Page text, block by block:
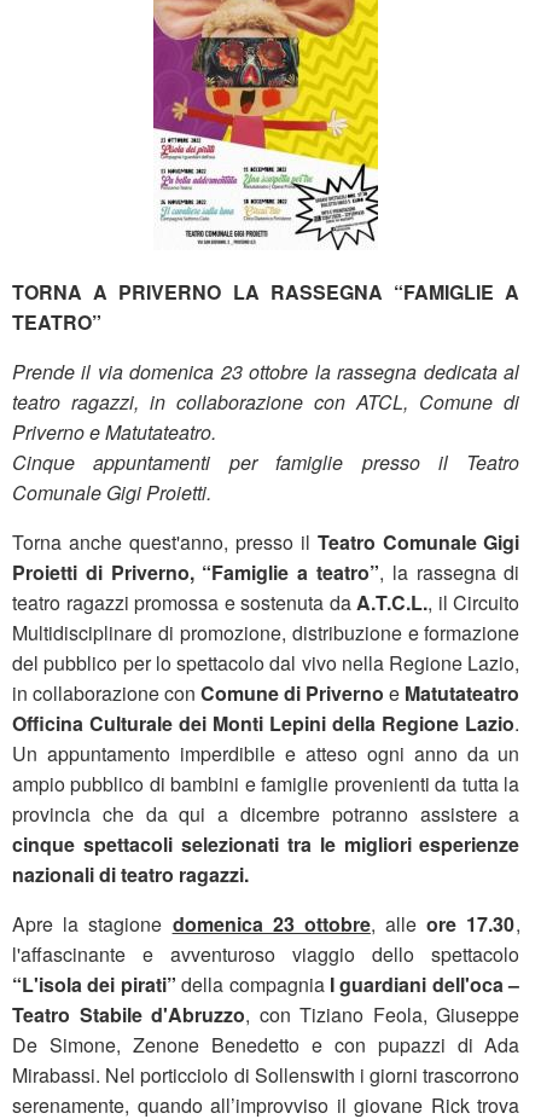
TORNA A PRIVERNO LA RASSEGNA “FAMIGLIE A
TEATRO”
Prende il via domenica 23 ottobre la rassegna dedicata al
teatro ragazzi, in collaborazione con ATCL, Comune di
Priverno e Matutateatro.
Cinque appuntamenti per famiglie presso il Teatro
Comunale Gigi Proietti.
Torna anche quest'anno, presso il Teatro Comunale Gigi
Proietti di Priverno, “Famiglie a teatro”, la rassegna di
teatro ragazzi promossa e sostenuta daA.T.C.L., il Circuito
Multidisciplinare di promozione, distribuzione e formazione
del pubblico per lo spettacolo dal vivo nella Regione Lazio,
in collaborazione conComune di Priverno e Matutateatro
Officina Culturale dei Monti Lepini della Regione Lazio.
Un appuntamento imperdibile e atteso ogni anno da un
ampio pubblico di bambini e famiglie provenienti da tutta la
provincia che da qui a dicembre potranno assistere a
cinque spettacoli selezionati tra le migliori esperienze
nazionali di teatro ragazzi.
Apre la stagione domenica 23 ottobre, alleore 17.30,
l'affascinante e avventuroso viaggio dello spettacolo
“L'isola dei pirati”della compagniaI guardiani dell'oca –
Teatro Stabile d'Abruzzo, con Tiziano Feola, Giuseppe
De Simone, Zenone Benedetto e con pupazzi di Ada
Mirabassi. Nel porticciolo di Sollenswith i giorni trascorrono
serenamente, quando all’improvviso il giovane Rick trova